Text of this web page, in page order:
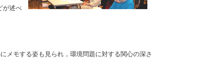
が述べ
メモする姿も見られ，環境問題に対する関心の深さ